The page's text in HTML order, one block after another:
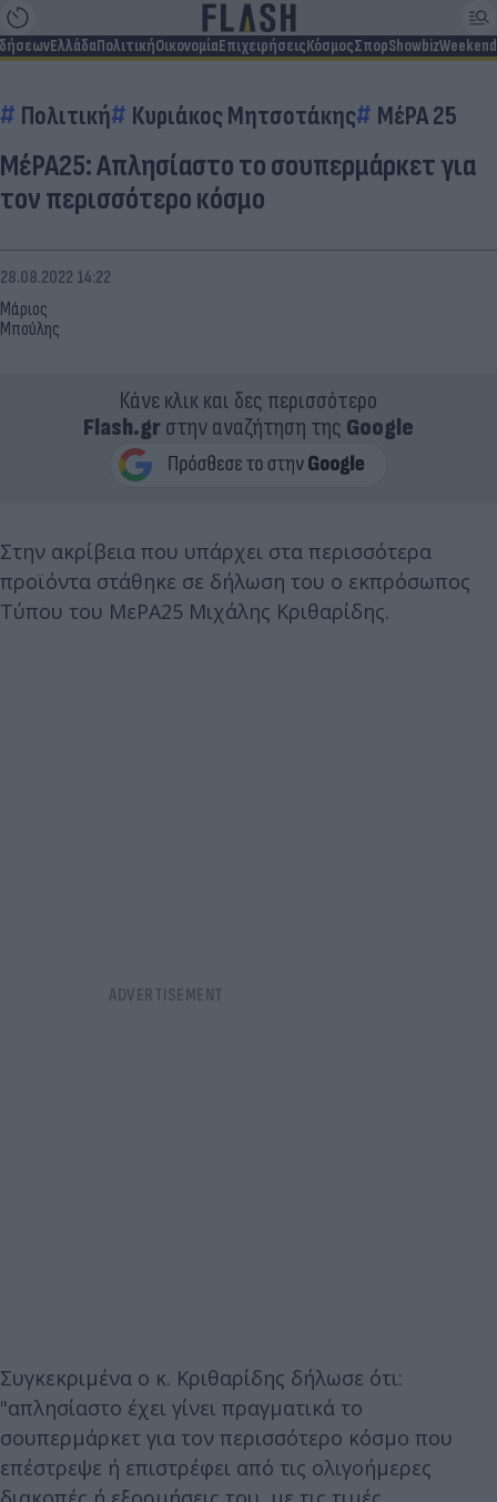
ΕλλάδαΠολιτικήΟικονομίαΕπιχειρήσειςΚόσμοςΣπορShowbizWeekend
Πολιτική Κυριάκος Μητσοτάκης ΜέΡΑ 25
ΜέΡΑ25: Απλησίαστο το σουπερμάρκετ για
τον περισσότερο κόσμο
Μάριος
Μπούλης
28.08.2022 14:22
Κάνε κλικ και δες περισσότερο
Flash.grστην αναζήτηση της Google
Στην ακρίβεια που υπάρχει στα περισσότερα
προϊόντα στάθηκε σε δήλωση του ο εκπρόσωπος
Τύπου του ΜεΡΑ25 Μιχάλης Κριθαρίδης.
Συγκεκριμένα ο κ. Κριθαρίδης δήλωσε ότι:
"απλησίαστο έχει γίνει πραγματικά το
σουπερμάρκετ για τον περισσότερο κόσμο που
επέστρεψε ή επιστρέφει από τις ολιγοήμερες